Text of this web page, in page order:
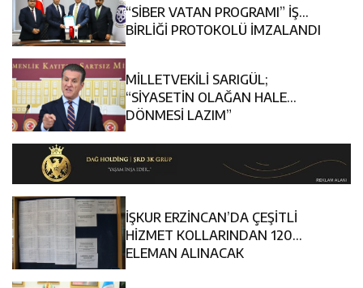
Sürdürüyor
Cezaevine Gönderildi
12:13 Erzincan Erkek Tenis Takımı ANALİG’de Yarı Final Biletini
Aldı
17:03 Erzincan Emniyeti’nden Semt Pazarında Bilgilendirme
Faaliyeti
“SİBER VATAN PROGRAMI” İŞ
BİRLİĞİ PROTOKOLÜ İMZALANDI
MİLLETVEKİLİ SARIGÜL;
“SİYASETİN OLAĞAN HALE
DÖNMESİ LAZIM”
İŞKUR ERZİNCAN’DA ÇEŞİTLİ
HİZMET KOLLARINDAN 120
ELEMAN ALINACAK